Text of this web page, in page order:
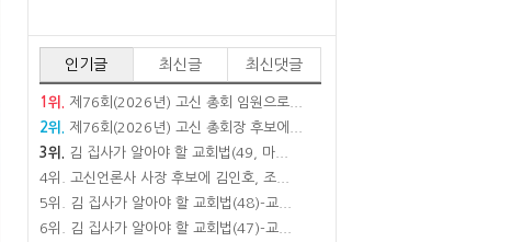
인기글 최신글 최신댓글
1위.
제76회(2026년) 고신 총회 임원으로...
2위.
제76회(2026년) 고신 총회장 후보에...
3위.
김 집사가 알아야 할 교회법(49, 마...
4위.
고신언론사 사장 후보에 김인호, 조...
5위.
김 집사가 알아야 할 교회법(48)-교...
6위.
김 집사가 알아야 할 교회법(47)-교...